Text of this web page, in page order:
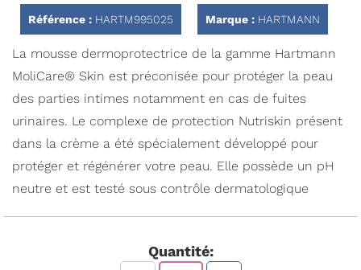
Référence : HARTM995025 Marque : HARTMANN
La mousse dermoprotectrice de la gamme Hartmann
MoliCare® Skin est préconisée pour protéger la peau
des parties intimes notamment en cas de fuites
urinaires. Le complexe de protection Nutriskin présent
dans la crème a été spécialement développé pour
protéger et régénérer votre peau. Elle possède un pH
neutre et est testé sous contrôle dermatologique
Quantité: